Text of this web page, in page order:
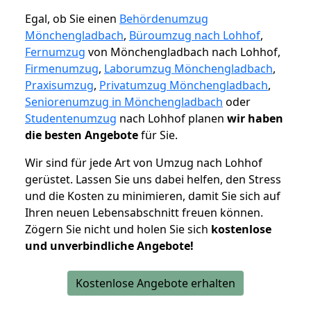
Egal, ob Sie einen Behördenumzug
Mönchengladbach, Büroumzug nach Lohhof,
Fernumzug von Mönchengladbach nach Lohhof,
Firmenumzug, Laborumzug Mönchengladbach,
Praxisumzug, Privatumzug Mönchengladbach,
Seniorenumzug in Mönchengladbach oder
Studentenumzug nach Lohhof planen wir haben
die besten Angebotefür Sie.
Wir sind für jede Art von Umzug nach Lohhof
gerüstet. Lassen Sie uns dabei helfen, den Stress
und die Kosten zu minimieren, damit Sie sich auf
Ihren neuen Lebensabschnitt freuen können.
Zögern Sie nicht und holen Sie sich kostenlose
und unverbindliche Angebote!
Kostenlose Angebote erhalten